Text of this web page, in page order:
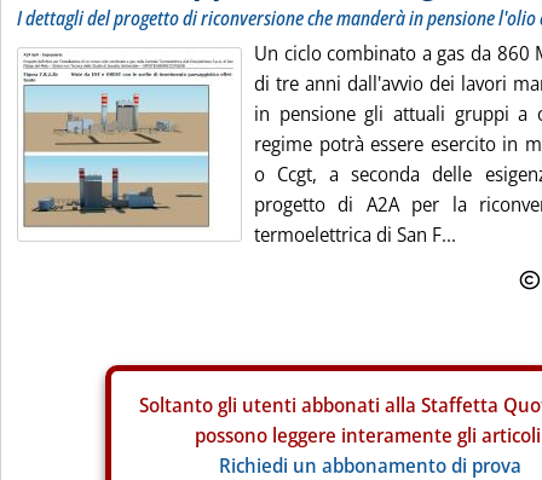
I dettagli del progetto di riconversione che manderà in pensione
Un ciclo combinato a gas da 860
di tre anni dall'avvio dei lavori
in pensione gli attuali gruppi a
regime potrà essere esercito in
o Ccgt, a seconda delle
progetto di A2A per la
termoelettrica di San F...
Soltanto gli utenti abbonati alla Staffetta
possono leggere interamente gli
Richiedi un abbonamento di prova